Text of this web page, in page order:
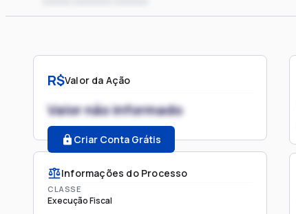
R$Valor da Ação
Valor não informado
Criar Conta Grátis
Informações do Processo
CLASSE
Execução Fiscal